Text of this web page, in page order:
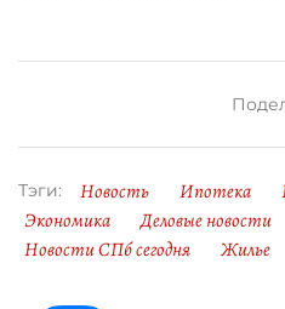
Тэги: Новость Ипотека
Экономика
Деловые новости
Новости СПб сегодня
Жилье